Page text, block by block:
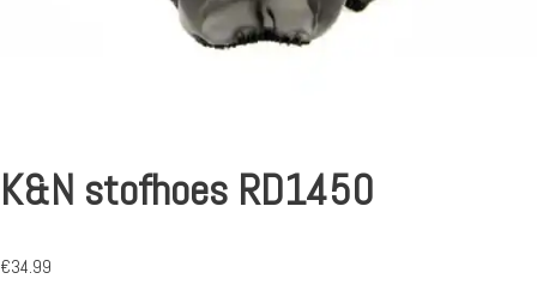
K&N stofhoes RD1450
€34.99